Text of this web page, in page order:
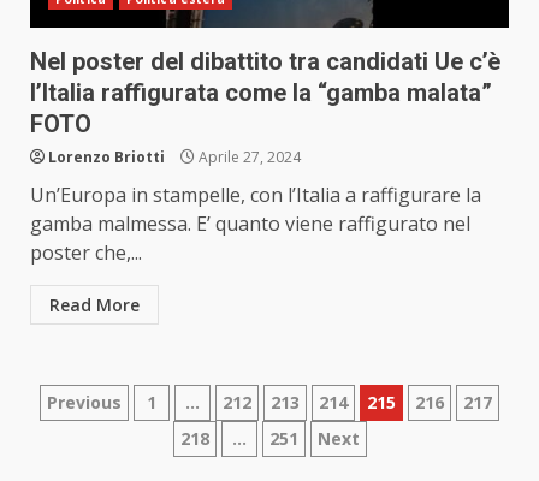
Nel poster del dibattito tra candidati Ue c’è
l’Italia raffigurata come la “gamba malata”
FOTO
Lorenzo Briotti Aprile 27, 2024
Un’Europa in stampelle, con l’Italia a raffigurare la
gamba malmessa. E’ quanto viene raffigurato nel
poster che,...
Read More
Paginazione
Previous 1 … 212 213 214 215 216
217
218
… 251 Next